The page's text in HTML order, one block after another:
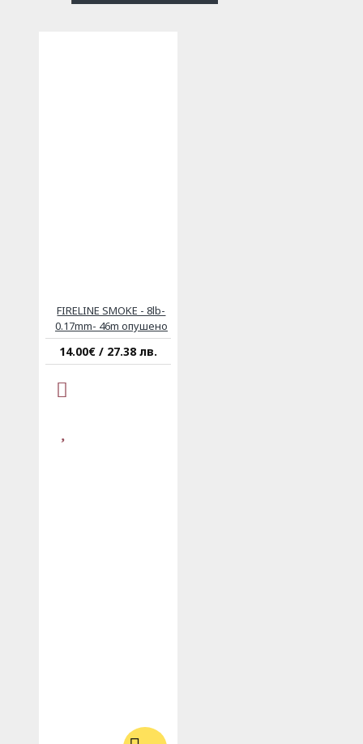
FIRELINE SMOKE - 8lb-
0.17mm- 46m опушено
14.00€ / 27.38 лв.